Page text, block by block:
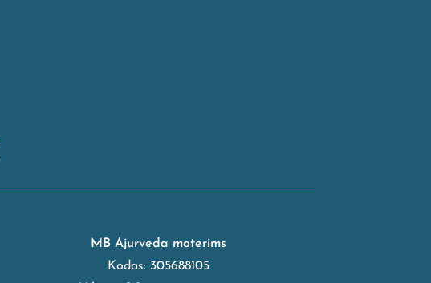
MB Ajurveda moterims
Kodas: 305688105